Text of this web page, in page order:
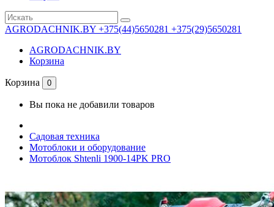
AGRODACHNIK.BY +375(44)5650281 +375(29)5650281
AGRODACHNIK.BY
Корзина
Корзина 0
Вы пока не добавили товаров
Садовая техника
Мотоблоки и оборудование
Мотоблок Shtenli 1900-14PK PRO